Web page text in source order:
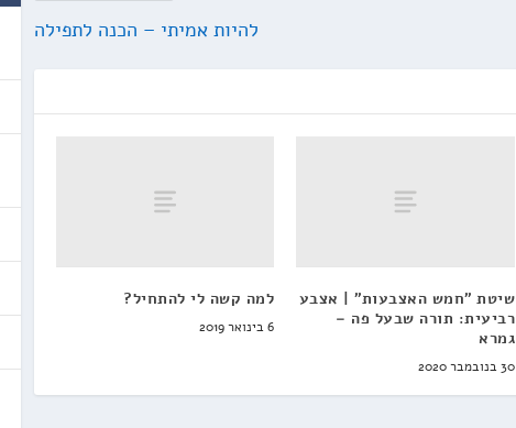
להיות אמיתי – הכנה לתפילה
שיטת "חמש האצבעות" | אצבע
רביעית: תורה שבעל פה –
גמרא
30 בנובמבר 2020
למה קשה לי להתחיל?
6 בינואר 2019